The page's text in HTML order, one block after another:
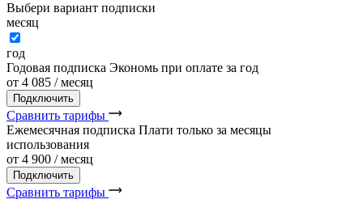
Выбери вариант подписки
месяц
год
Годовая подписка Экономь при оплате за год
от 4 085 / месяц
Подключить
Сравнить тарифы
Ежемесячная подписка Плати только за месяцы
использования
от 4 900 / месяц
Подключить
Сравнить тарифы